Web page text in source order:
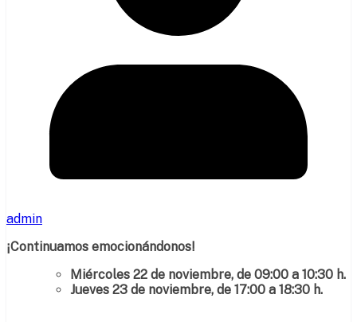
admin
¡Continuamos emocionándonos!
Miércoles 22 de noviembre, de 09:00 a 10:30 h.
Jueves 23 de noviembre, de 17:00 a 18:30 h.